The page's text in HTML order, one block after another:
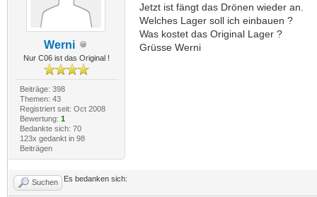
Werni
Nur C06 ist das Original !
Beiträge: 398
Themen: 43
Registriert seit: Oct 2008
Bewertung: 1
Bedankte sich: 70
123x gedankt in 98
Beiträgen
Jetzt ist fängt das Drönen wieder an.
Welches Lager soll ich einbauen ?
Was kostet das Original Lager ?
Grüsse Werni
Suchen Es bedanken sich: